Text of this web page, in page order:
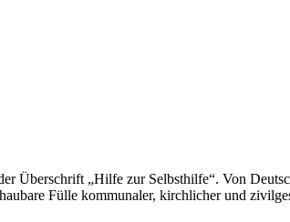
Überschrift „Hilfe zur Selbsthilfe“. Von
Fülle kommunaler, kirchlicher und